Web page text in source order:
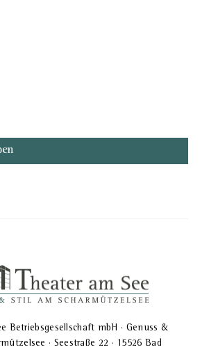
Betriebsgesellschaft mbH · Genuss &
· Seestraße 22 · 15526 Bad